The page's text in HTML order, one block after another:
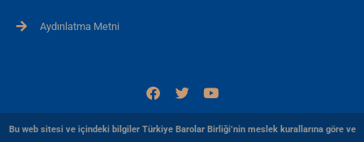
Aydınlatma Metni
F
a
c
e
T
w
i
t
Y
o
u
t
Bu web sitesi ve içindeki bilgiler Türkiye Barolar Birliği’nin meslek kurallarına göre ve